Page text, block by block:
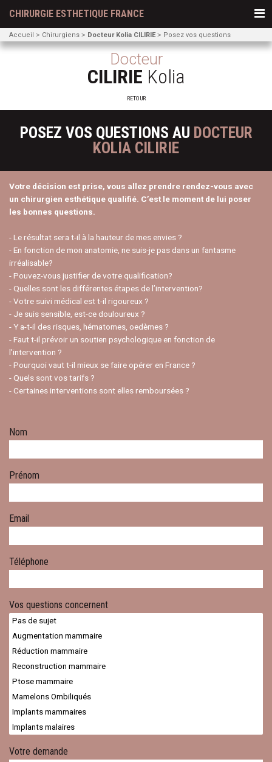
CHIRURGIE ESTHETIQUE FRANCE
Accueil Chirurgiens Docteur Kolia CILIRIE Posez vos questions
Docteur
CILIRIE Kolia
RETOUR
POSEZ VOS QUESTIONS AU DOCTEUR
KOLIA CILIRIE
Votre décision est prise, vous allez prendre rendez-vous avec
un chirurgien esthétique qualifié. C’est le moment de lui poser
les bonnes questions.
- Le résultat sera t-il à la hauteur de mes envies ?
- En fonction de mon anatomie, ne suis-je pas dans un fantasme
irréalisable?
- Pouvez-vous justifier de votre qualification?
- Quelles sont les différentes étapes de l’intervention?
- Votre suivi médical est t-il rigoureux ?
- Je suis sensible, est-ce douloureux ?
- Y a-t-il des risques, hématomes, oedèmes ?
- Faut t-il prévoir un soutien psychologique en fonction de
l’intervention ?
- Pourquoi vaut t-il mieux se faire opérer en France ?
- Quels sont vos tarifs ?
- Certaines interventions sont elles remboursées ?
Nom
Prénom
Email
Téléphone
Vos questions concernent
Votre demande